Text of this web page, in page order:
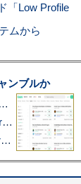
「Low Profile
ムから
ンブルか
アマゾン配送を支える物流大手、ステーブルコイン企業に10億円投資のワケ
あこがれの旗艦モバイルノートPC最新モデル=「ThinkPad X1 Carbon Gen 14 Aura Edition」実機レビュー
ハッセルブラッド搭載の頂上カメラ・スマホ「OPPO Find X9 Ultra」実写レビュー=プロが本気で徹底撮影しました!!